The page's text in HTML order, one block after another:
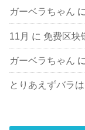
ガーベラちゃん
11月 に 免费区块
ガーベラちゃん
とりあえずバラ